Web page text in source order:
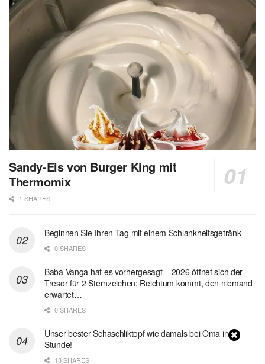
Sandy-Eis von Burger King mit
Thermomix
1 SHARES
Beginnen Sie Ihren Tag mit einem Schlankheitsgetränk
0 SHARES
Baba Vanga hat es vorhergesagt – 2026 öffnet sich der
Tresor für 2 Sternzeichen: Reichtum kommt, den niemand
erwartet…
0 SHARES
Unser bester Schaschliktopf wie damals bei Oma in 1
Stunde!
13 SHARES